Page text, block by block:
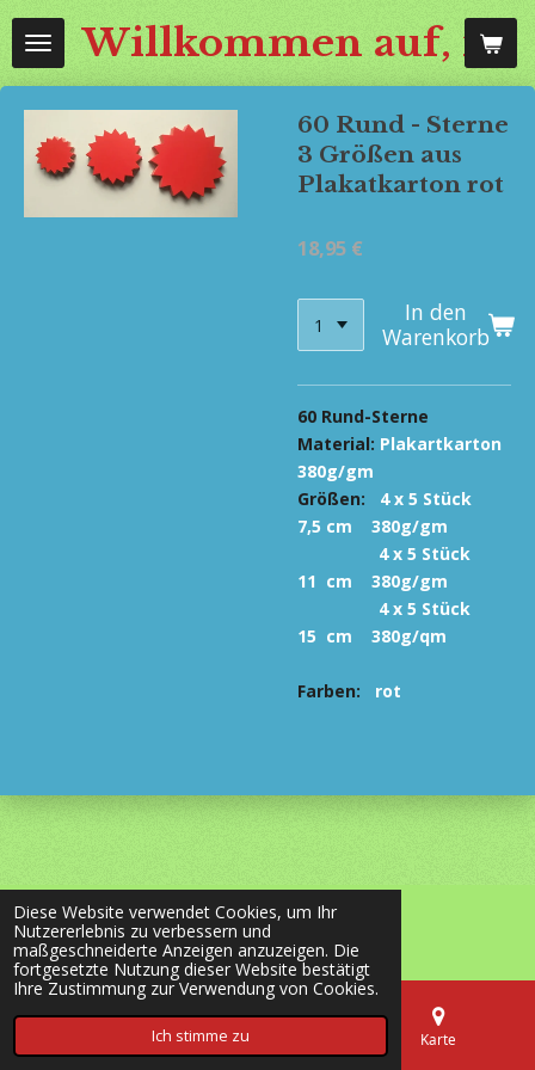
Diese Website verwendet Cookies, um Ihr
Nutzererlebnis zu verbessern und
maßgeschneiderte Anzeigen anzuzeigen. Die
fortgesetzte Nutzung dieser Website bestätigt
Ihre Zustimmung zur Verwendung von Cookies.
Ich stimme zu
Zum
HauptinhaltWillkommen auf,
60 Rund - Sterne
3 Größen aus
Plakatkarton rot
18,95 €
In den
Warenkorb
60 Rund-Sterne
Material: Plakartkarton
380g/gm
Größen: 4 x 5 Stück
7,5 cm 380g/gm
4 x 5 Stück
11 cm 380g/gm
4 x 5 Stück
15 cm 380g/qm
Farben: rot
© 2020 - 2026 most-wanted-shop24.de
Mit Unterstützung von Webador
Telefon Karte